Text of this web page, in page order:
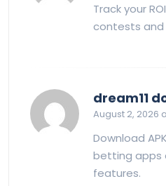
Track your
contests and
dream11
August 2, 2026
Download
betting apps
features.